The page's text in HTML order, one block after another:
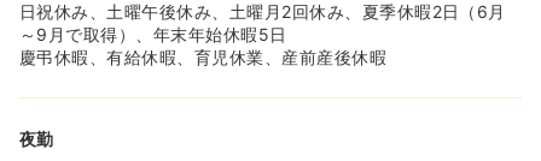
日祝休み、土曜午後休み、土曜月2回休み、夏季休暇2日（6月
～9月で取得）、年末年始休暇5日
慶弔休暇、有給休暇、育児休業、産前産後休暇
夜勤